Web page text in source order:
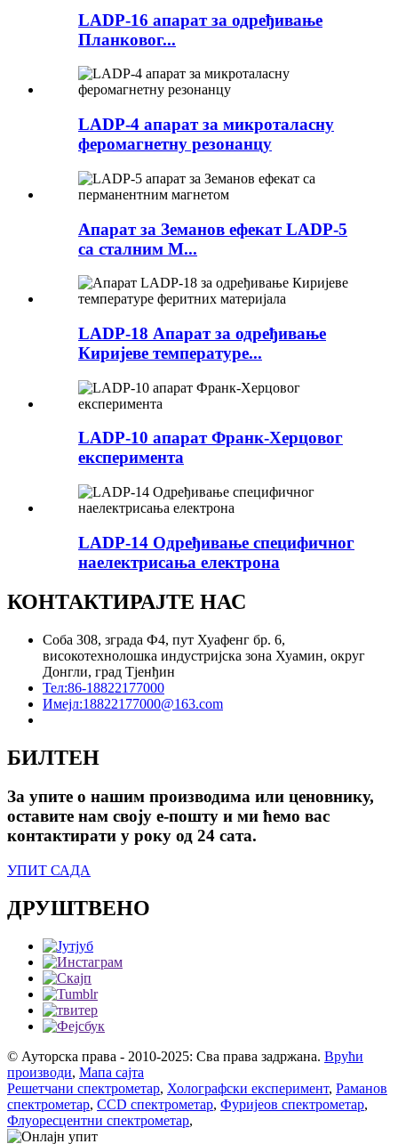
LADP-16 апарат за одређивање
Планковог...
LADP-4 апарат за микроталасну
феромагнетну резонанцу
Апарат за Земанов ефекат LADP-5
са сталним М...
LADP-18 Апарат за одређивање
Киријеве температуре...
LADP-10 апарат Франк-Херцовог
експеримента
LADP-14 Одређивање специфичног
наелектрисања електрона
КОНТАКТИРАЈТЕ НАС
Соба 308, зграда Ф4, пут Хуафенг бр. 6,
високотехнолошка индустријска зона Хуамин, округ
Донгли, град Тјенђин
Тел:86-18822177000
Имејл:18822177000@163.com
БИЛТЕН
За упите о нашим производима или ценовнику,
оставите нам своју е-пошту и ми ћемо вас
контактирати у року од 24 сата.
УПИТ САДА
ДРУШТВЕНО
© Ауторска права - 2010-2025: Сва права задржана. Врући
производи, Мапа сајта
Решетчани спектрометар, Холографски експеримент, Раманов
спектрометар, CCD спектрометар, Фуријеов спектрометар,
Флуоресцентни спектрометар,